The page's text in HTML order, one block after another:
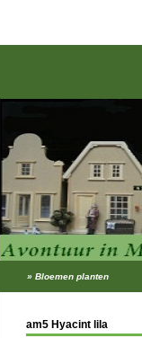
» Bloemen planten
am5 Hyacint lila